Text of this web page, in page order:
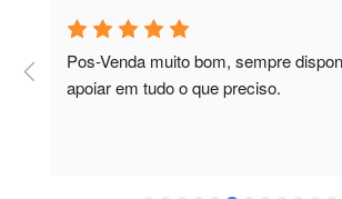
Pos-Venda muito bom, sempre
apoiar em tudo o que preciso.